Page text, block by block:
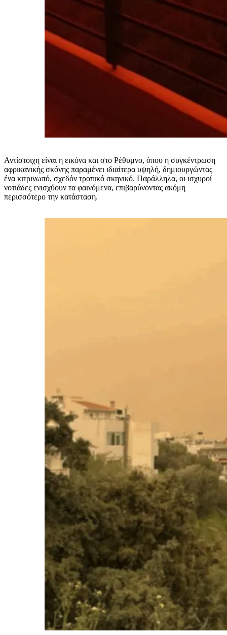
Αντίστοιχη είναι η εικόνα και στο Ρέθυμνο, όπου η συγκέντρωση
αφρικανικής σκόνης παραμένει ιδιαίτερα υψηλή, δημιουργώντας
ένα κιτρινωπό, σχεδόν τροπικό σκηνικό. Παράλληλα, οι ισχυροί
νοτιάδες ενισχύουν τα φαινόμενα, επιβαρύνοντας ακόμη
περισσότερο την κατάσταση.